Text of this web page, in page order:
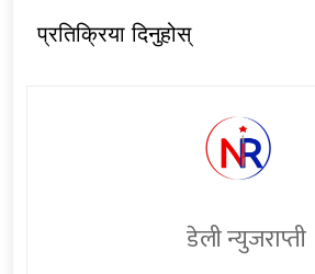
प्रतिक्रिया दिनुहोस्
डेली न्युजराप्ती